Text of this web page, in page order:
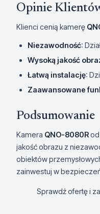
Opinie
Klienci cenią kamerę
Niezawodność:
Wysoką jakość
Łatwą instalację:
Zaawansowane
Podsumowanie
Kamera QNO-8080Rod
jakość obrazu z
obiektów
zainwestuj w
Sprawdź ofertę i